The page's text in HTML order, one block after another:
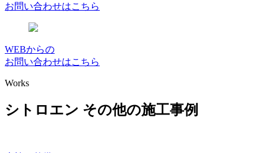
お問い合わせはこちら
WEBからの
お問い合わせはこちら
Works
シトロエン その他の施工事例